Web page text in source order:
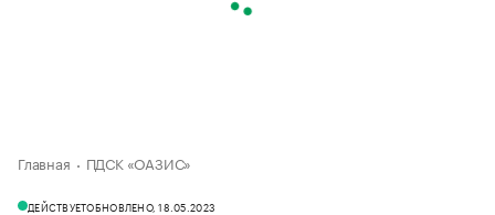
Главная ПДСК «ОАЗИС»
ДЕЙСТВУЕТОБНОВЛЕНО, 18.05.2023